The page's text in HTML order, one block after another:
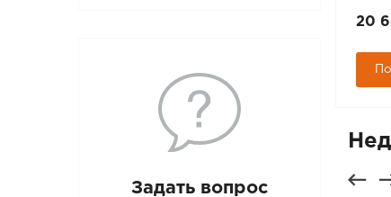
Задать вопрос
20